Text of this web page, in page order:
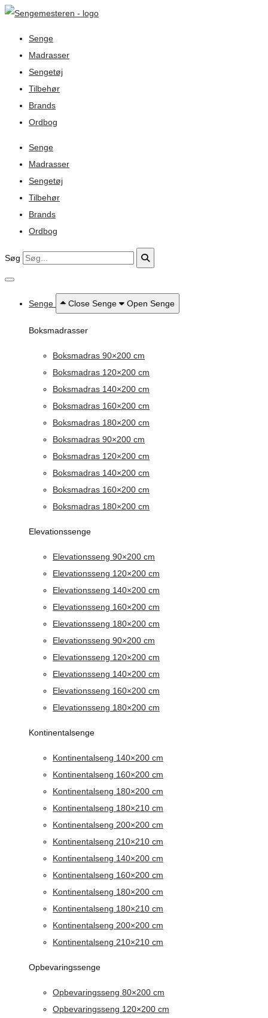
Senge
Madrasser
Sengetøj
Tilbehør
Brands
Ordbog
Senge
Madrasser
Sengetøj
Tilbehør
Brands
Ordbog
Søg
Senge Close Senge Open Senge
Boksmadrasser
Boksmadras 90×200 cm
Boksmadras 120×200 cm
Boksmadras 140×200 cm
Boksmadras 160×200 cm
Boksmadras 180×200 cm
Boksmadras 90×200 cm
Boksmadras 120×200 cm
Boksmadras 140×200 cm
Boksmadras 160×200 cm
Boksmadras 180×200 cm
Elevationssenge
Elevationsseng 90×200 cm
Elevationsseng 120×200 cm
Elevationsseng 140×200 cm
Elevationsseng 160×200 cm
Elevationsseng 180×200 cm
Elevationsseng 90×200 cm
Elevationsseng 120×200 cm
Elevationsseng 140×200 cm
Elevationsseng 160×200 cm
Elevationsseng 180×200 cm
Kontinentalsenge
Kontinentalseng 140×200 cm
Kontinentalseng 160×200 cm
Kontinentalseng 180×200 cm
Kontinentalseng 180×210 cm
Kontinentalseng 200×200 cm
Kontinentalseng 210×210 cm
Kontinentalseng 140×200 cm
Kontinentalseng 160×200 cm
Kontinentalseng 180×200 cm
Kontinentalseng 180×210 cm
Kontinentalseng 200×200 cm
Kontinentalseng 210×210 cm
Opbevaringssenge
Opbevaringsseng 80×200 cm
Opbevaringsseng 120×200 cm